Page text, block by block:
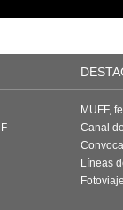
MUFF,
Canal
Líneas